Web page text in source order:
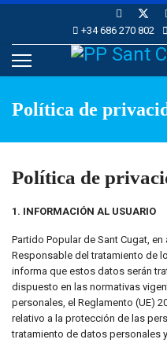
+34 686 270 802
Política de
Política de
1. INFORMACIÓN AL USUARIO
Partido Popular de Sant Cugat, en
Responsable del tratamiento de
informa que estos datos serán
dispuesto en las normativas
personales, el Reglamento (UE)
relativo a la protección de las
tratamiento de datos personales